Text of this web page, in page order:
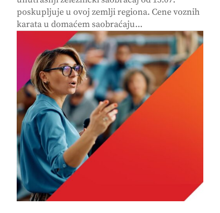
poskupljuje u ovoj zemlji regiona. Cene voznih
karata u domaćem saobraćaju...